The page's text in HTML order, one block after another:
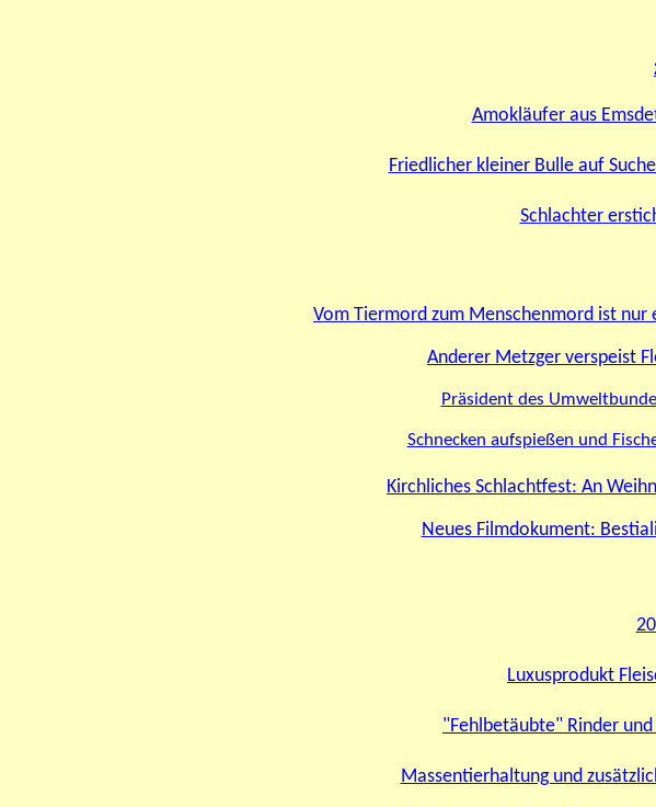
Amokläufer aus
Friedlicher kleiner Bulle auf
Schlachter
Vom Tiermord zum Menschenmord ist
Anderer Metzger verspeist
Präsident des
Schnecken aufspießen und
Kirchliches Schlachtfest: An
Neues Filmdokument:
Luxusprodukt
"Fehlbetäubte" Rinder
Massentierhaltung und